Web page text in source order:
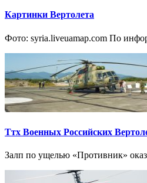
Картинки Вертолета
Фото: syria.liveuamap.com По
Ттх Военных Российских
Залп по ущелью «Противник»